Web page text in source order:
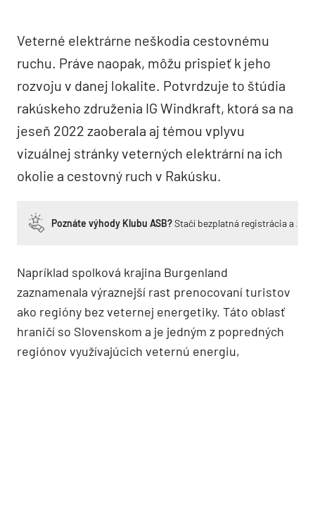
Veterné elektrárne neškodia cestovnému
ruchu. Práve naopak, môžu prispieť k jeho
rozvoju v danej lokalite. Potvrdzuje to štúdia
rakúskeho združenia IG Windkraft, ktorá sa na
jeseň 2022 zaoberala aj témou vplyvu
vizuálnej stránky veterných elektrární na ich
okolie a cestovný ruch v Rakúsku.
Poznáte výhody Klubu ASB?Stačí bezplatná registrácia a
Napríklad spolková krajina Burgenland
zaznamenala výraznejší rast prenocovaní turistov
ako regióny bez veternej energetiky. Táto oblasť
hraničí so Slovenskom a je jedným z popredných
regiónov využívajúcich veternú energiu,